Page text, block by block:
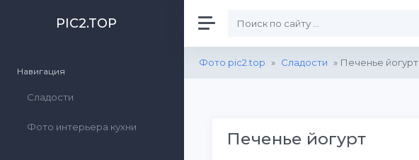
PIC2.TOP
Навигация
Сладости
Фото интерьера кухни
Фото pic2.top » Сладости » Печенье йогурт
Печенье йогурт